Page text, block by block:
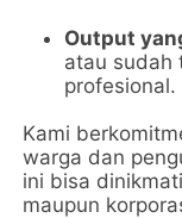
Output
atau sudah
profesional.
Kami
warga dan
ini bisa
maupun